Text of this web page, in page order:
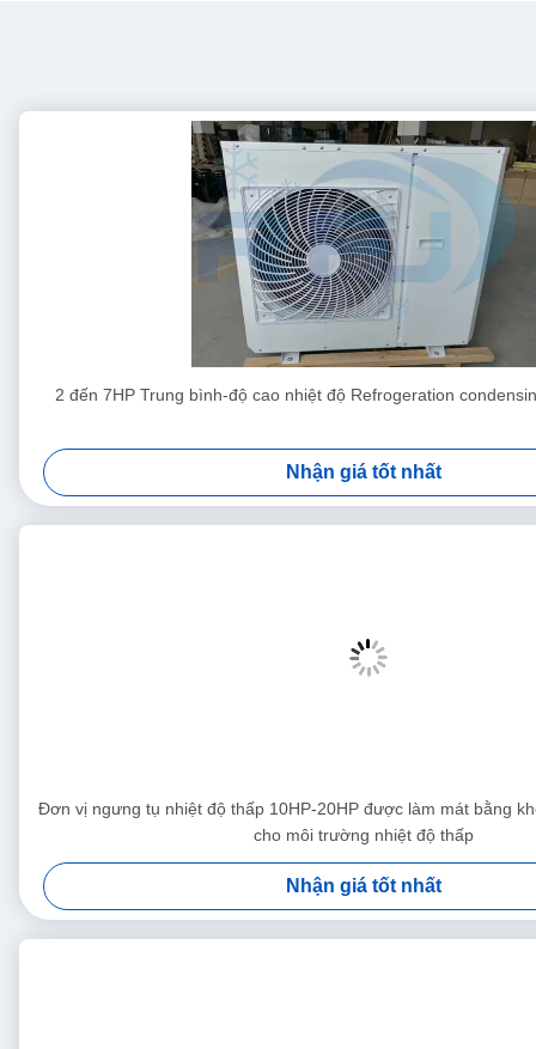
2 đến 7HP Trung bình-độ cao nhiệt độ Refrogeration
Nhận giá tốt nhất
Đơn vị ngưng tụ nhiệt độ thấp 10HP-20HP được làm mát bằng
cho môi trường nhiệt độ thấp
Nhận giá tốt nhất